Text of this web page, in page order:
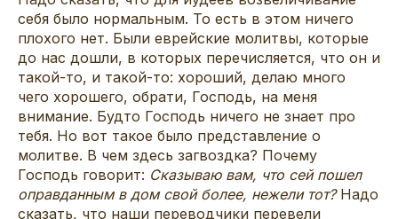
себя было нормальным. То есть в этом ничего
плохого нет. Были еврейские молитвы, которые
до нас дошли, в которых перечисляется, что он и
такой-то, и такой-то: хороший, делаю много
чего хорошего, обрати, Господь, на меня
внимание. Будто Господь ничего не знает про
тебя. Но вот такое было представление о
молитве. В чем здесь загвоздка? Почему
Господь говорит: Сказываю вам, что сей пошел
оправданным в дом свой более, нежели тот? Надо
сказать, что наши переводчики перевели